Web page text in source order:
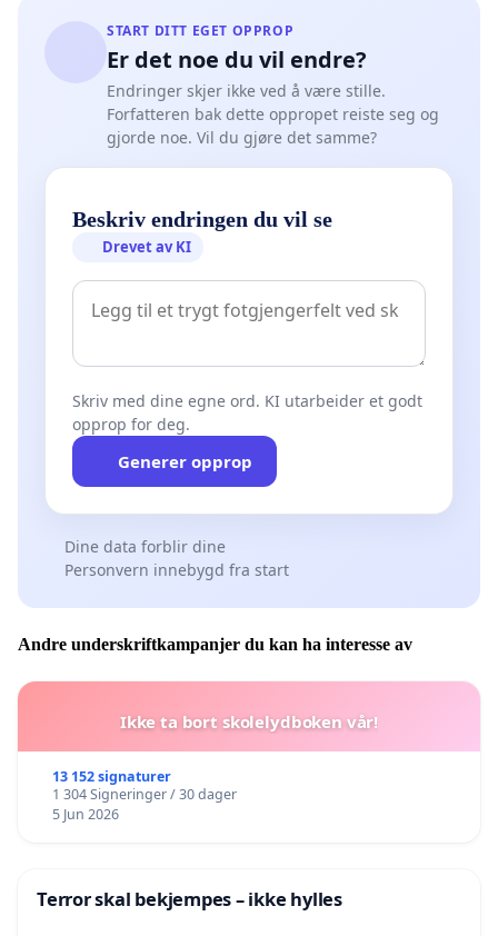
START DITT EGET OPPROP
Er det noe du vil endre?
Endringer skjer ikke ved å være stille.
Forfatteren bak dette oppropet reiste seg og
gjorde noe. Vil du gjøre det samme?
Beskriv endringen du vil se
Drevet av KI
Skriv med dine egne ord. KI utarbeider et godt
opprop for deg.
Generer opprop
Dine data forblir dine
Personvern innebygd fra start
Andre underskriftkampanjer du kan ha interesse av
Ikke ta bort skolelydboken vår!
13 152 signaturer
1 304 Signeringer / 30 dager
5 Jun 2026
Terror skal bekjempes – ikke hylles